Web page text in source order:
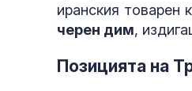
иранския товарен
черен дим,
Позицията на